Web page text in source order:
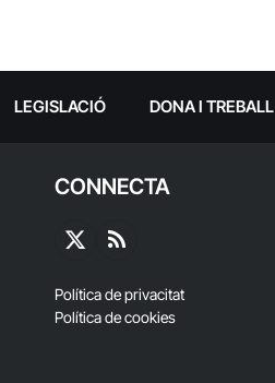
LEGISLACIÓ DONA I TREBALL
CONNECTA
X
RSS
Política de privacitat
Política de cookies